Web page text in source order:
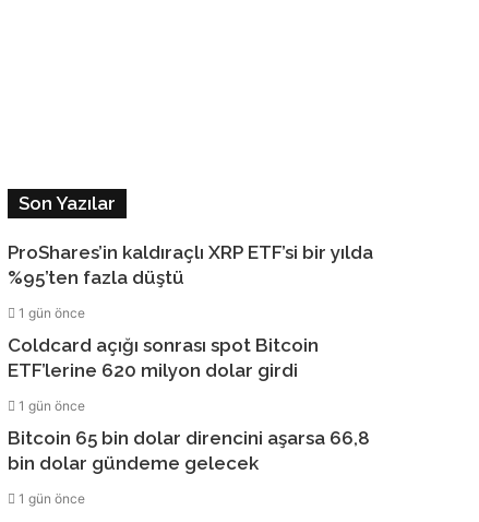
Son Yazılar
ProShares’in kaldıraçlı XRP ETF’si bir yılda
%95’ten fazla düştü
1 gün önce
Coldcard açığı sonrası spot Bitcoin
ETF’lerine 620 milyon dolar girdi
1 gün önce
Bitcoin 65 bin dolar direncini aşarsa 66,8
bin dolar gündeme gelecek
1 gün önce